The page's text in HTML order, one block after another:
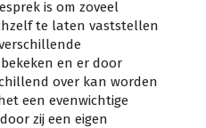
is om zoveel
te laten vaststellen
en er door
over kan worden
een evenwichtige
zij een eigen